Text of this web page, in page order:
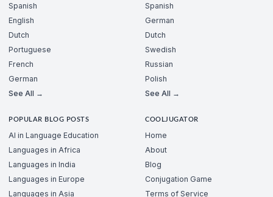
Spanish
English
Dutch
Portuguese
French
German
See All →
Spanish
German
Dutch
Swedish
Russian
Polish
See All →
POPULAR BLOG POSTS
AI in Language Education
Languages in Africa
Languages in India
Languages in Europe
Languages in Asia
COOLJUGATOR
Home
About
Blog
Conjugation Game
Terms of Service